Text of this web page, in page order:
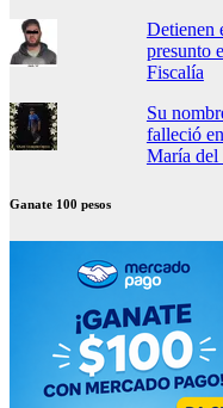
Detienen
presunto
Fiscalía
Su
falleció
María del
Ganate 100 pesos